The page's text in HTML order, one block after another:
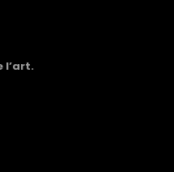
l’art.